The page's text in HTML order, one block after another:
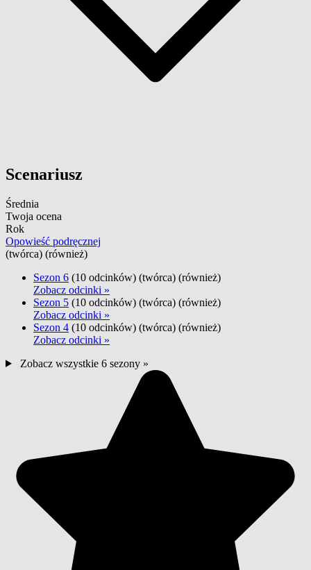
Scenariusz
Średnia
Twoja ocena
Rok
Opowieść podręcznej
(twórca) (również)
Sezon 6 (10 odcinków) (twórca) (również)
Zobacz odcinki »
Sezon 5 (10 odcinków) (twórca) (również)
Zobacz odcinki »
Sezon 4 (10 odcinków) (twórca) (również)
Zobacz odcinki »
Zobacz wszystkie 6 sezony »